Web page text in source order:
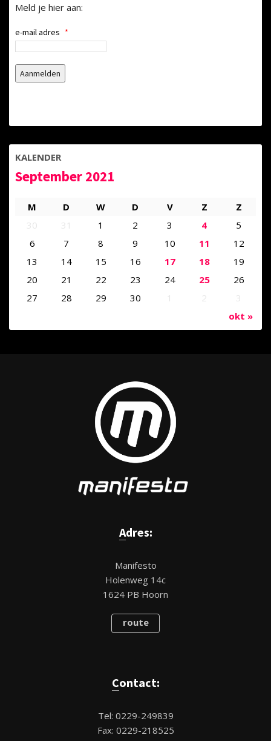
Meld je hier aan:
e-mail adres *
KALENDER
September 2021
okt »
M D W D V Z
Z
30
31 1 2 3 4
5
6
7 8 9 10 11
12
13
14 15 16 17 18
19
20
21 22 23 24 25
26
27
28 29 30 1 2 3
Adres:
Manifesto
Holenweg 14c
1624 PB Hoorn
route
Contact:
Tel: 0229-249839
Fax: 0229-218525